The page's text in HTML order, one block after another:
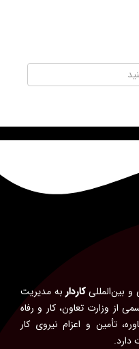
بین‌المللیکاردار به مدیریت
از وزارت تعاون، کار و رفاه
زمینه مشاوره، تأمین و اعزام نیروی کار